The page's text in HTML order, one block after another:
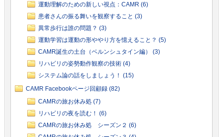
運動理解のための新しい視点：CAMR (6)
患者さんの振る舞いを観察すること (3)
異常歩行は誰の問題？ (3)
運動学習は運動の形ややり方を憶えること？ (5)
CAMR誕生の土台（ベルンシュタイン編） (3)
リハビリの姿勢動作観察の技術 (4)
システム論の話をしましょう！ (15)
CAMR Facebookページ回顧録 (82)
CAMRの旅お休み処 (7)
リハビリの夜を読む！ (6)
CAMRの旅お休み処 シーズン２ (6)